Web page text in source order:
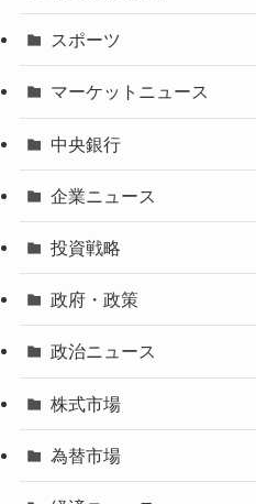
スポーツ
マーケットニュース
中央銀行
企業ニュース
投資戦略
政府・政策
政治ニュース
株式市場
為替市場